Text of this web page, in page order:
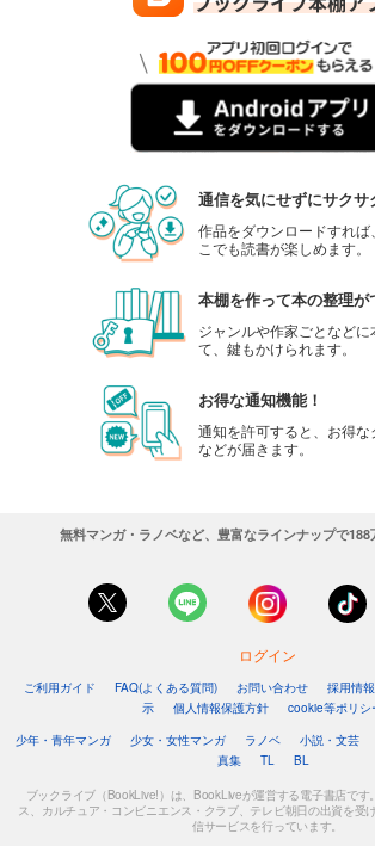
通信を気にせずにサクサ
作品をダウンロードすれ
こでも読書が楽しめます。
本棚を作って本の整理が
ジャンルや作家ごとなどに
て、鍵もかけられます。
お得な通知機能！
通知を許可すると、お得な
などが届きます。
無料マンガ・ラノベなど、豊富なラインナップで188
ログイン
ご利用ガイド FAQ(よくある質問) お問い合わせ 採用情報
示
個人情報保護方針
cookie等ポリシ
少年・青年マンガ
少女・女性マンガ ラノベ 小説・文芸
真集
TL BL
ブックライブ（BookLive!）は、BookLiveが運営する電子書店です
ス、カルチュア・コンビニエンス・クラブ、テレビ朝日の出資を受
信サービスを行っています。